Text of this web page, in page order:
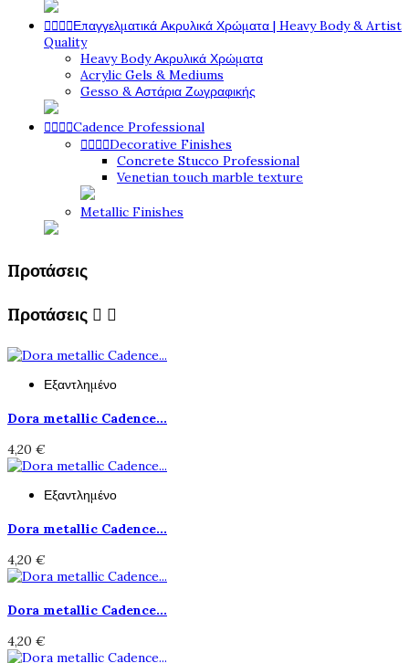
Επαγγελματικά Ακρυλικά Χρώματα | Heavy Body & Artist
Quality
Heavy Body Ακρυλικά Χρώματα
Acrylic Gels & Mediums
Gesso & Αστάρια Ζωγραφικής
Cadence Professional
Decorative Finishes
Concrete Stucco Professional
Venetian touch marble texture
Metallic Finishes
Προτάσεις
Προτάσεις  
Εξαντλημένο
Dora metallic Cadence...
4,20 €
Εξαντλημένο
Dora metallic Cadence...
4,20 €
Dora metallic Cadence...
4,20 €